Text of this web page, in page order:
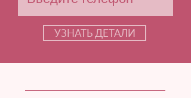
УЗНАТЬ ДЕТАЛИ